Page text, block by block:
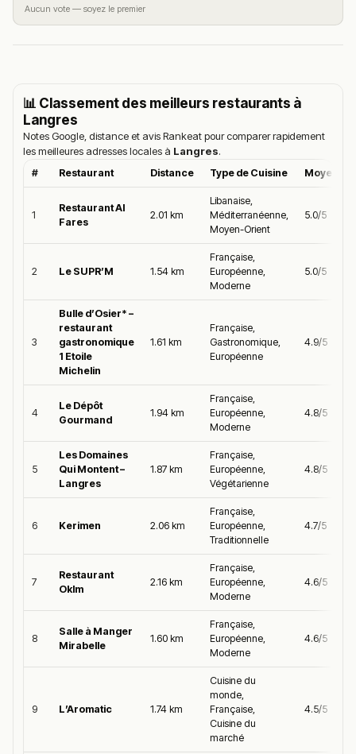
Aucun vote — soyez le premier
📊 Classement des meilleurs restaurants à
Langres
Notes Google, distance et avis Rankeat pour comparer rapidement
les meilleures adresses locales à Langres.
# Restaurant Distance Type de Cuisine Moyenne
1
Restaurant Al
Fares
2.01 km
Libanaise,
Méditerranéenne,
Moyen-Orient
5.0/5
2 Le SUPR’M 1.54 km
Française,
Européenne,
Moderne
5.0/5
3
Bulle d’Osier* –
restaurant
gastronomique
1 Etoile
Michelin
1.61 km
Française,
Gastronomique,
Européenne
4.9/5
4
Le Dépôt
Gourmand
1.94 km
Française,
Européenne,
Moderne
4.8/5
5
Les Domaines
Qui Montent –
Langres
1.87 km
Française,
Européenne,
Végétarienne
4.8/5
6 Kerimen 2.06 km
Française,
Européenne,
Traditionnelle
4.7/5
7
Restaurant
Oklm
2.16 km
Française,
Européenne,
Moderne
4.6/5
8
Salle à Manger
Mirabelle
1.60 km
Française,
Européenne,
Moderne
4.6/5
9 L’Aromatic 1.74 km
Cuisine du
monde,
Française,
Cuisine du
marché
4.5/5